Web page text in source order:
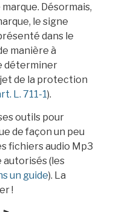
Désormais,
le signe
dans le
manière à
déterminer
de la protection
L. 711-1).
outils pour
de façon un peu
fichiers audio Mp3
autorisés (les
un guide). La
!